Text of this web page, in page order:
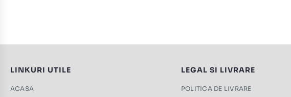
LINKURI UTILE
ACASA
LEGAL SI LIVRARE
POLITICA DE LIVRARE